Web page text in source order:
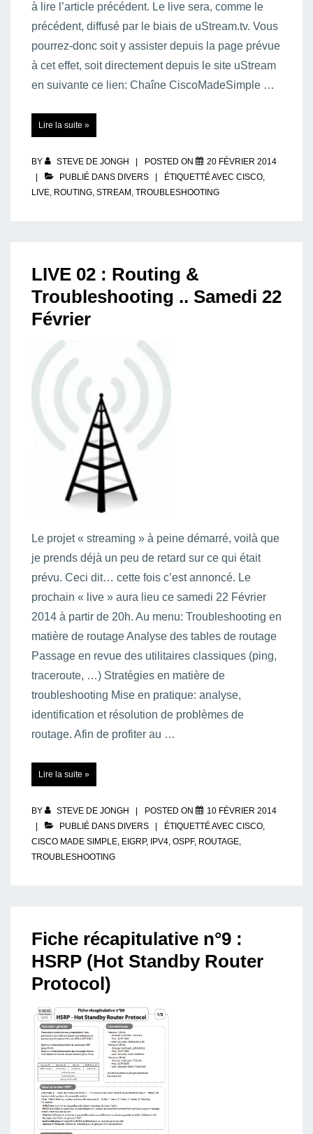
à lire l’article précédent. Le live sera, comme le
précédent, diffusé par le biais de uStream.tv. Vous
pourrez-donc soit y assister depuis la page prévue
à cet effet, soit directement depuis le site uStream
en suivante ce lien: Chaîne CiscoMadeSimple …
02
:
…
Lire la suite »
BY STEVE DE JONGH POSTED ON
20 FÉVRIER 2014
PUBLIÉ DANS DIVERS ÉTIQUETTÉ AVEC CISCO,
LIVE, ROUTING, STREAM , TROUBLESHOOTING
LIVE 02 : Routing &
Troubleshooting .. Samedi 22
Février
Le projet « streaming » à peine démarré, voilà que
je prends déjà un peu de retard sur ce qui était
prévu. Ceci dit… cette fois c’est annoncé. Le
prochain « live » aura lieu ce samedi 22 Février
2014 à partir de 20h. Au menu: Troubleshooting en
matière de routage Analyse des tables de routage
Passage en revue des utilitaires classiques (ping,
traceroute, …) Stratégies en matière de
troubleshooting Mise en pratique: analyse,
identification et résolution de problèmes de
routage. Afin de profiter au …
02
:
Troubleshooting
Samedi
Février
Lire la suite »
BY STEVE DE JONGH POSTED ON
10 FÉVRIER 2014
PUBLIÉ DANS DIVERS ÉTIQUETTÉ AVEC CISCO,
CISCO MADE SIMPLE, EIGRP, IPV4, OSPF, ROUTAGE,
TROUBLESHOOTING
Fiche récapitulative n°9 :
HSRP (Hot Standby Router
Protocol)